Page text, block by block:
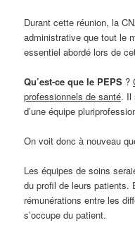
Durant cette réunion, la
administrative que tout le
essentiel abordé lors de
Qu’est-ce que le PEPS ?
professionnels de santé. Il
d’une équipe
On voit donc à nouveau
Les équipes de soins
du profil de leurs patients.
rémunérations entre les
s’occupe du patient.